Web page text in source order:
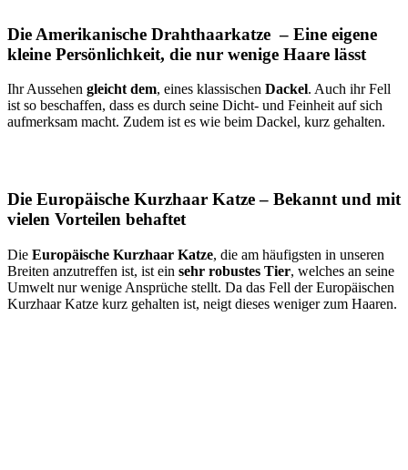
Die Amerikanische Drahthaarkatze – Eine eigene
kleine Persönlichkeit, die nur wenige Haare lässt
Ihr Aussehen gleicht dem, eines klassischen Dackel. Auch ihr Fell
ist so beschaffen, dass es durch seine Dicht- und Feinheit auf sich
aufmerksam macht. Zudem ist es wie beim Dackel, kurz gehalten.
Die Europäische Kurzhaar Katze – Bekannt und mit
vielen Vorteilen behaftet
Die Europäische Kurzhaar Katze, die am häufigsten in unseren
Breiten anzutreffen ist, ist ein sehr robustes Tier, welches an seine
Umwelt nur wenige Ansprüche stellt. Da das Fell der Europäischen
Kurzhaar Katze kurz gehalten ist, neigt dieses weniger zum Haaren.